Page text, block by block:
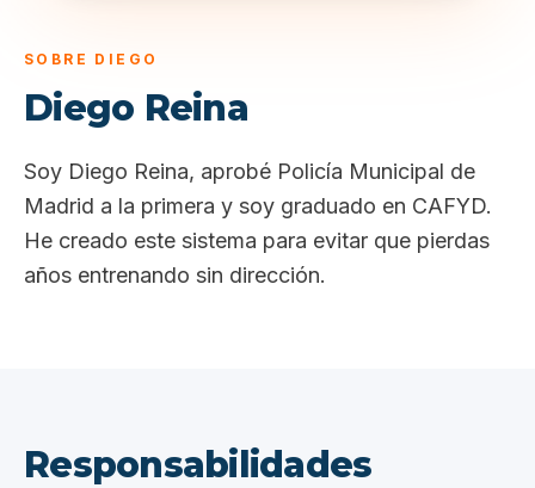
SOBRE DIEGO
Diego Reina
Soy Diego Reina, aprobé Policía Municipal de
Madrid a la primera y soy graduado en CAFYD.
He creado este sistema para evitar que pierdas
años entrenando sin dirección.
Responsabilidades